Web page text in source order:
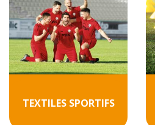
TEXTILES SPORTIFS